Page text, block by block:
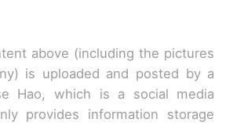
above (including the pictures
is uploaded and posted by a
Hao, which is a social media
provides information storage